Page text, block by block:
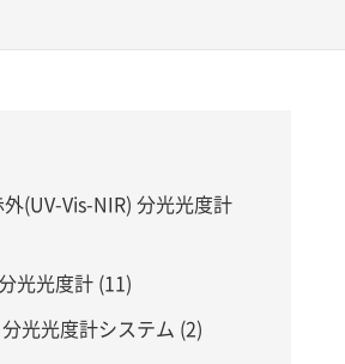
(UV-Vis-NIR) 分光光度計
光光度計 (11)
光光度計システム (2)